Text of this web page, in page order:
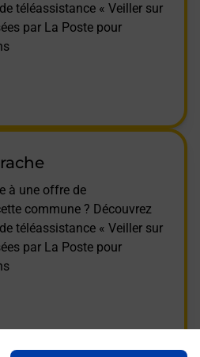
téléassistance « Veiller sur
par La Poste pour
à une offre de
commune ? Découvrez
téléassistance « Veiller sur
par La Poste pour